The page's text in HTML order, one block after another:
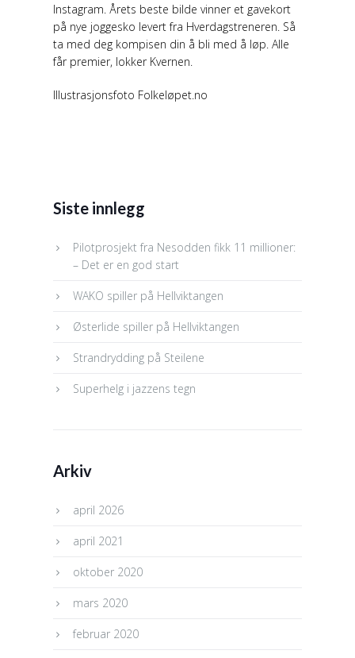
Instagram. Årets beste bilde vinner et gavekort
på nye joggesko levert fra Hverdagstreneren. Så
ta med deg kompisen din å bli med å løp. Alle
får premier, lokker Kvernen.
Illustrasjonsfoto Folkeløpet.no
Siste innlegg
Pilotprosjekt fra Nesodden fikk 11 millioner:
– Det er en god start
WAKO spiller på Hellviktangen
Østerlide spiller på Hellviktangen
Strandrydding på Steilene
Superhelg i jazzens tegn
Arkiv
april 2026
april 2021
oktober 2020
mars 2020
februar 2020